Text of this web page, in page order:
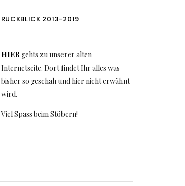
RÜCKBLICK 2013-2019
HIERgehts zu unserer alten
Internetseite. Dort findet Ihr alles was
bisher so geschah und hier nicht erwähnt
wird.
Viel Spass beim Stöbern!